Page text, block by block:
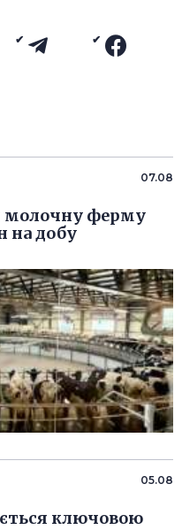
07.08
молочну ферму
на добу
05.08
ключовою